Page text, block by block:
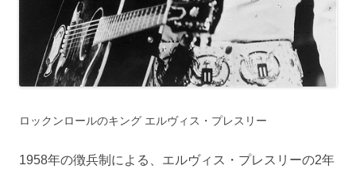
ロックンロールのキング エルヴィス・プレスリー
1958年の徴兵制による、エルヴィス・プレスリーの2年